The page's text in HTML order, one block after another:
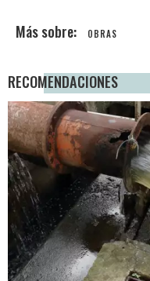
OBRAS
RECOMENDACIONES